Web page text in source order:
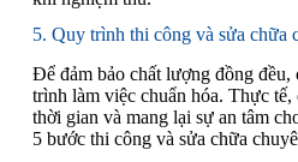
5. Quy trình thi công và sửa chữa
Để đảm bảo chất lượng đồng
trình làm việc chuẩn hóa. Thực
thời gian và mang lại sự an tâm
5 bước thi công và sửa chữa